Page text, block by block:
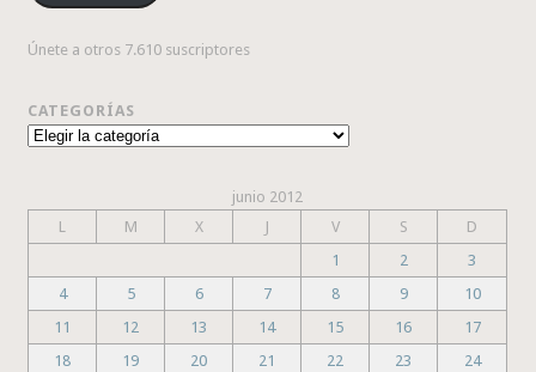
Únete a otros 7.610 suscriptores
CATEGORÍAS
Categorías
junio 2012
L
M X J V S
D
1
2
3
4
5 6 7 8 9
10
11
12 13 14 15 16
17
18
19 20 21 22 23
24